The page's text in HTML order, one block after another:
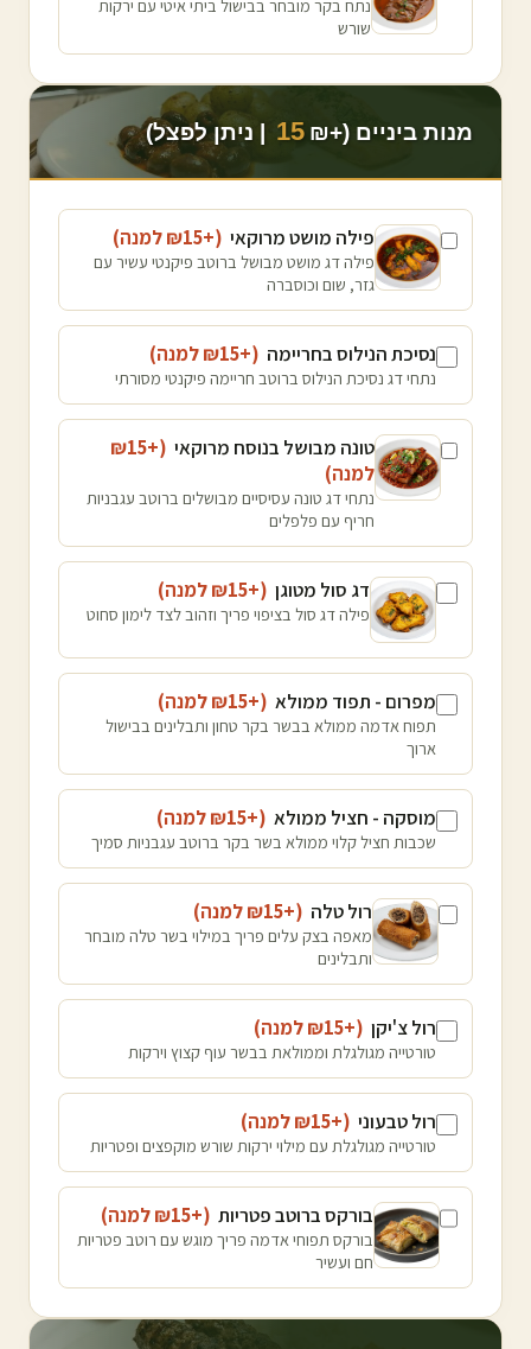
נתח בקר מובחר בבישול ביתי איטי עם ירקות
שורש
מנות ביניים (+₪ 15 | ניתן לפצל)
פילה מושט מרוקאי (+₪
15 למנה)
פילה דג מושט מבושל ברוטב פיקנטי עשיר עם
גזר, שום וכוסברה
נסיכת הנילוס בחריימה (+₪
15 למנה)
נתחי דג נסיכת הנילוס ברוטב חריימה פיקנטי מסורתי
טונה מבושל בנוסח מרוקאי (+₪
15
למנה)
נתחי דג טונה עסיסיים מבושלים ברוטב עגבניות
חריף עם פלפלים
דג סול מטוגן (+₪
15 למנה)
פילה דג סול בציפוי פריך וזהוב לצד לימון סחוט
מפרום - תפוד ממולא (+₪
15 למנה)
תפוח אדמה ממולא בבשר בקר טחון ותבלינים בבישול
ארוך
מוסקה - חציל ממולא (+₪
15 למנה)
שכבות חציל קלוי ממולא בשר בקר ברוטב עגבניות סמיך
רול טלה (+₪
15 למנה)
מאפה בצק עלים פריך במילוי בשר טלה מובחר
ותבלינים
רול צ'יקן (+₪
15 למנה)
טורטייה מגולגלת וממולאת בבשר עוף קצוץ וירקות
רול טבעוני (+₪
15 למנה)
טורטייה מגולגלת עם מילוי ירקות שורש מוקפצים ופטריות
בורקס ברוטב פטריות (+₪
15 למנה)
בורקס תפוחי אדמה פריך מוגש עם רוטב פטריות
חם ועשיר